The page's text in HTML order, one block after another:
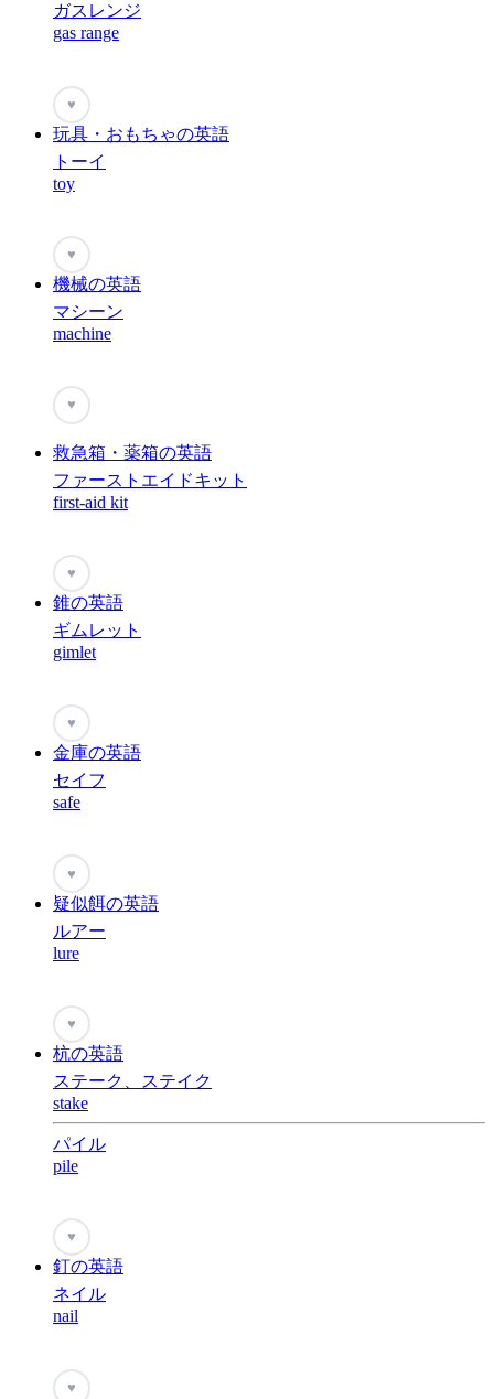
ガスレンジ
gas range
♥
玩具・おもちゃの英語
トーイ
toy
♥
機械の英語
マシーン
machine
♥
救急箱・薬箱の英語
ファーストエイドキット
first-aid kit
♥
錐の英語
ギムレット
gimlet
♥
金庫の英語
セイフ
safe
♥
疑似餌の英語
ルアー
lure
♥
杭の英語
ステーク、ステイク
stake
パイル
pile
♥
釘の英語
ネイル
nail
♥